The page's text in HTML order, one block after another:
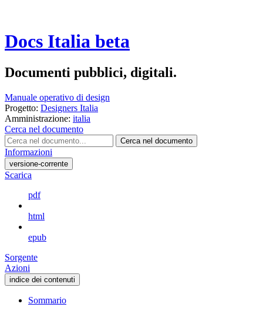
Docs Italia beta
Documenti pubblici, digitali.
Manuale operativo di design
Progetto: Designers Italia
Amministrazione: italia
Cerca nel documento
Cerca nel documento
Informazioni
versione-corrente
Scarica
pdf
html
epub
Sorgente
Azioni
indice dei contenuti
Sommario